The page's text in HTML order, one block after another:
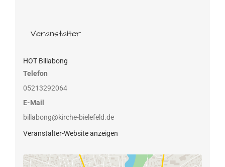
Veranstalter
HOT Billabong
Telefon
05213292064
E-Mail
billabong@kirche-bielefeld.de
Veranstalter-Website anzeigen